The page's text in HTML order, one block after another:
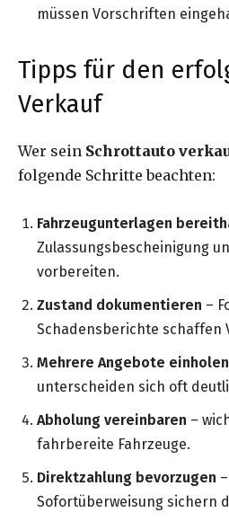
müssen Vorschriften
Tipps für den
Verkauf
Wer sein Schrottauto
folgende Schritte beachten:
Fahrzeugunterlagen
Zulassungsbescheinigung
vorbereiten.
Zustand dokumentieren –
Schadensberichte schaffen
Mehrere Angebote einholen
unterscheiden sich oft
Abholung vereinbaren –
fahrbereite Fahrzeuge.
Direktzahlung bevorzugen
Sofortüberweisung sichern